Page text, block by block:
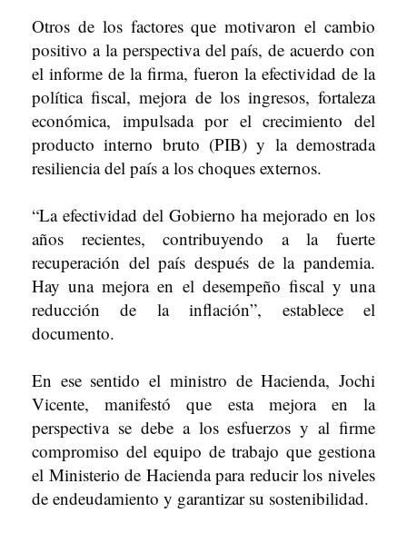
Otros de los factores que motivaron el cambio
positivo a la perspectiva del país, de acuerdo con
el informe de la firma, fueron la efectividad de la
política fiscal, mejora de los ingresos, fortaleza
económica, impulsada por el crecimiento del
producto interno bruto (PIB) y la demostrada
resiliencia del país a los choques externos.
“La efectividad del Gobierno ha mejorado en los
años recientes, contribuyendo a la fuerte
recuperación del país después de la pandemia.
Hay una mejora en el desempeño fiscal y una
reducción de la inflación”, establece el
documento.
En ese sentido el ministro de Hacienda, Jochi
Vicente, manifestó que esta mejora en la
perspectiva se debe a los esfuerzos y al firme
compromiso del equipo de trabajo que gestiona
el Ministerio de Hacienda para reducir los niveles
de endeudamiento y garantizar su sostenibilidad.